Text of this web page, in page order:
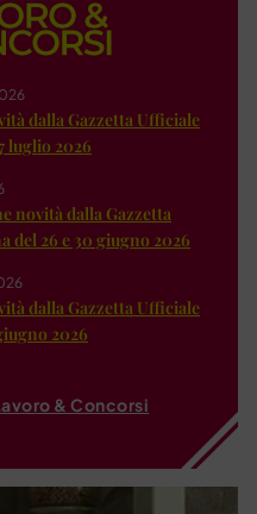
dalla Gazzetta Ufficiale
luglio 2026
novità dalla Gazzetta
del 26 e 30 giugno 2026
dalla Gazzetta Ufficiale
2026
& Concorsi